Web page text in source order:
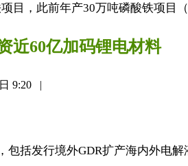
目，此前年产30万吨磷酸铁项目
近60亿加码锂电材料
9:20 |
包括发行境外GDR扩产海内外电